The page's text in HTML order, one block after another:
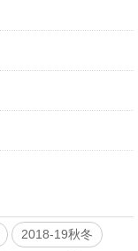
2018-19秋冬